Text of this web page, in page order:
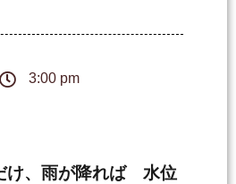
3:00 pm
け、雨が降れば 水位